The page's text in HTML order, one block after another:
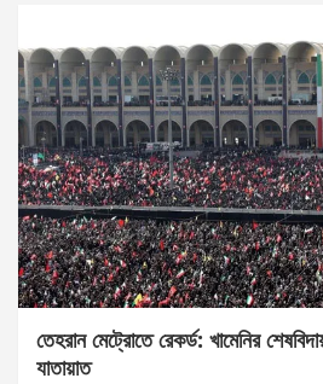
তেহরান মেট্রোতে রেকর্ড: খামেনির
যাতায়াত